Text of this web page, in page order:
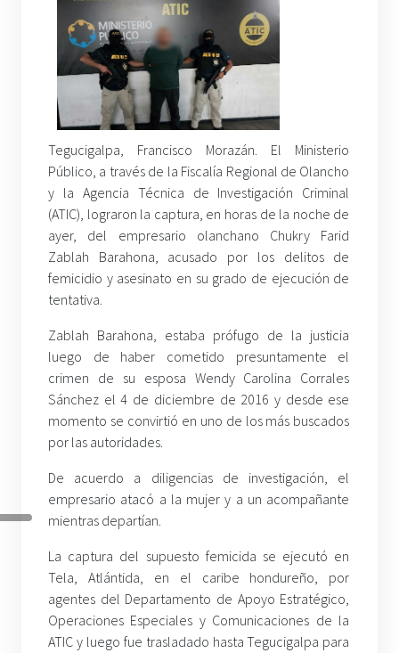
Tegucigalpa, Francisco Morazán. El Ministerio
Público, a través de la Fiscalía Regional de Olancho
y la Agencia Técnica de Investigación Criminal
(ATIC), lograron la captura, en horas de la noche de
ayer, del empresario olanchano Chukry Farid
Zablah Barahona, acusado por los delitos de
femicidio y asesinato en su grado de ejecución de
tentativa.
Zablah Barahona, estaba prófugo de la justicia
luego de haber cometido presuntamente el
crimen de su esposa Wendy Carolina Corrales
Sánchez el 4 de diciembre de 2016 y desde ese
momento se convirtió en uno de los más buscados
por las autoridades.
De acuerdo a diligencias de investigación, el
empresario atacó a la mujer y a un acompañante
mientras departían.
La captura del supuesto femicida se ejecutó en
Tela, Atlántida, en el caribe hondureño, por
agentes del Departamento de Apoyo Estratégico,
Operaciones Especiales y Comunicaciones de la
ATIC y luego fue trasladado hasta Tegucigalpa para